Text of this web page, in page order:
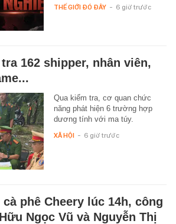
THẾ GIỚI ĐÓ ĐÂY - 6 giờ trước
162 shipper, nhân viên,
Qua kiểm tra, cơ quan chức
năng phát hiện 6 trường hợp
dương tính với ma túy.
XÃ HỘI - 6 giờ trước
phê Cheery lúc 14h, công
Ngọc Vũ và Nguyễn Thị